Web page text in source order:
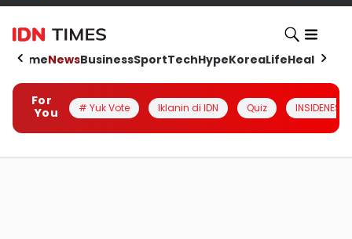
HomeNewsBusinessSportTechHypeKoreaLifeHealth
For
You
# Yuk Vote Iklanin di IDN Quiz INSIDENESIA